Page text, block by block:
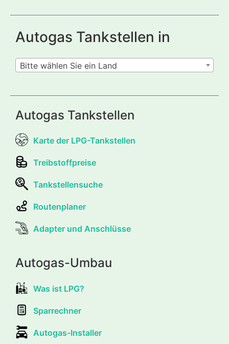
Autogas Tankstellen in
Bitte wählen Sie ein Land
Autogas Tankstellen
Karte der LPG-Tankstellen
Treibstoffpreise
Tankstellensuche
Routenplaner
Adapter und Anschlüsse
Autogas-Umbau
Was ist LPG?
Sparrechner
Autogas-Installer